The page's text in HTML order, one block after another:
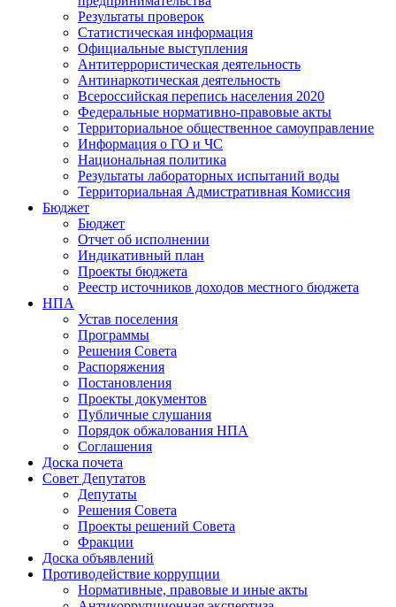
Результаты проверок
Статистическая информация
Официальные выступления
Антитеррористическая деятельность
Антинаркотическая деятельность
Всероссийская перепись населения 2020
Федеральные нормативно-правовые акты
Территориальное общественное самоуправление
Информация о ГО и ЧС
Национальная политика
Результаты лабораторных испытаний воды
Территориальная Адмистративная Комиссия
Бюджет
Бюджет
Отчет об исполнении
Индикативный план
Проекты бюджета
Реестр источников доходов местного бюджета
НПА
Устав поселения
Программы
Решения Совета
Распоряжения
Постановления
Проекты документов
Публичные слушания
Порядок обжалования НПА
Соглашения
Доска почета
Совет Депутатов
Депутаты
Решения Совета
Проекты решений Совета
Фракции
Доска объявлений
Противодействие коррупции
Нормативные, правовые и иные акты